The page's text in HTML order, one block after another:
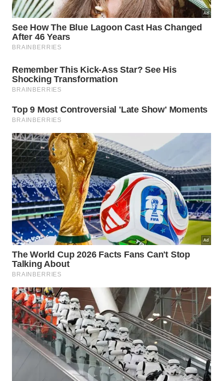
segurança durante o aquecimento prolongado
necessário para o sucesso da tarefa. É fundamental
utilizar umavasilha de vidro
resistente ao calor para
evitar acidentes domésticos e derretimentos
Abaixo estão os principais fatores que tornam esse
método superior aos limpadores tradicionais
comercializados em supermercados brasileiros:
Segurança total para a saúde da família por não
deixar resíduos químicos nocivos.
Economia financeira significativa ao utilizar
ingredientes naturais e acessíveis do dia a dia.
Rapidez na execução do processo ideal para
quem tem rotinas domésticas corridas.
Como evitar que os odores de
comida permaneçam no aparelho?